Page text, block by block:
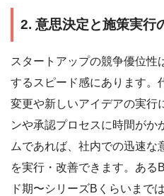
2. 意思決定と施策実行
スタートアップの競争優位性
するスピード感にあります。
変更や新しいアイデアの実行
ンや承認プロセスに時間がか
ムであれば、社内での迅速
を実行・改善できます。ある
ド期〜シリーズBくらいまで